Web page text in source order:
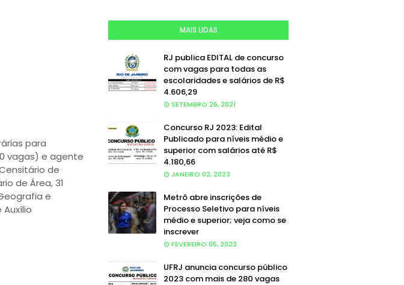
para
vagas) e agente
de
de Área, 31
e
MAIS LIDAS
RJ publica EDITAL de concurso
com vagas para todas as
escolaridades e salários de R$
4.606,29
SETEMBRO 26, 2021
Concurso RJ 2023: Edital
Publicado para níveis médio e
superior com salários até R$
4.180,66
JANEIRO 02, 2023
Metrô abre inscrições de
Processo Seletivo para níveis
médio e superior; veja como se
inscrever
FEVEREIRO 05, 2023
UFRJ anuncia concurso público
2023 com mais de 280 vagas